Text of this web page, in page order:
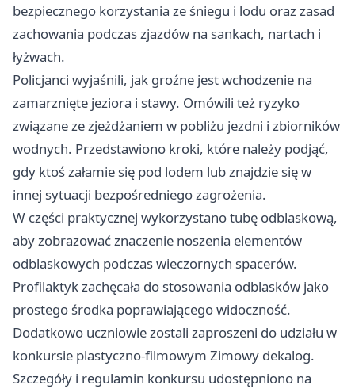
bezpiecznego korzystania ze śniegu i lodu oraz zasad
zachowania podczas zjazdów na sankach, nartach i
łyżwach.
Policjanci wyjaśnili, jak groźne jest wchodzenie na
zamarznięte jeziora i stawy. Omówili też ryzyko
związane ze zjeżdżaniem w pobliżu jezdni i zbiorników
wodnych. Przedstawiono kroki, które należy podjąć,
gdy ktoś załamie się pod lodem lub znajdzie się w
innej sytuacji bezpośredniego zagrożenia.
W części praktycznej wykorzystano tubę odblaskową,
aby zobrazować znaczenie noszenia elementów
odblaskowych podczas wieczornych spacerów.
Profilaktyk zachęcała do stosowania odblasków jako
prostego środka poprawiającego widoczność.
Dodatkowo uczniowie zostali zaproszeni do udziału w
konkursie plastyczno-filmowym Zimowy dekalog.
Szczegóły i regulamin konkursu udostępniono na